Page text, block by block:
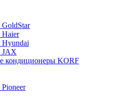
JAX
кондиционеры KORF